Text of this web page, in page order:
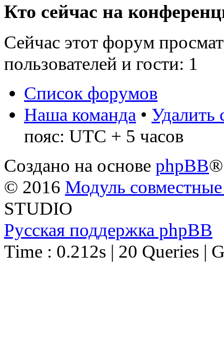
Кто сейчас на
Сейчас этот форум
пользователей и гости: 1
Список форумов
Наша команда • Удалить
пояс: UTC + 5 часов
Создано на основе phpBB®
© 2016 Модуль
STUDIO
Русская поддержка phpBB
Time : 0.212s | 20 Queries |